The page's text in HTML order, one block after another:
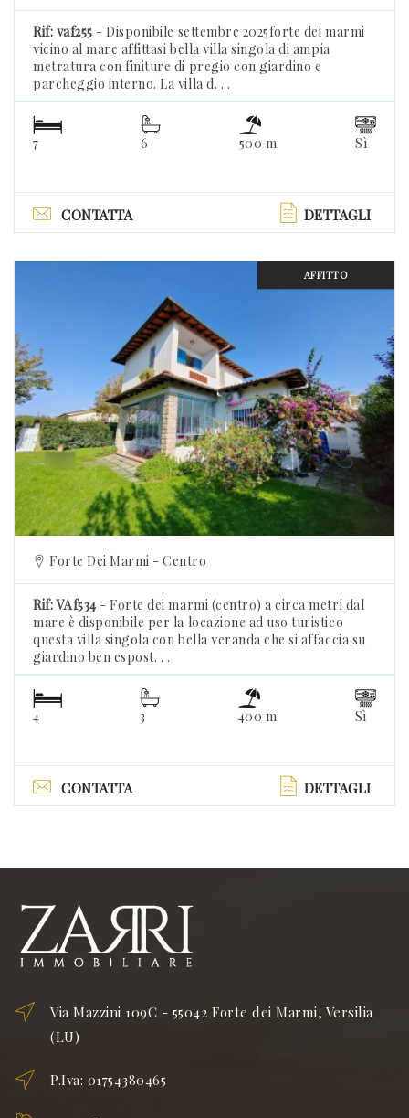
Rif: vaf255 - Disponibile settembre 2025forte dei marmi
vicino al mare affittasi bella villa singola di ampia
metratura con finiture di pregio con giardino e
parcheggio interno. La villa d. . .
7 6 500 m Sì
CONTATTA DETTAGLI
AFFITTO
Forte Dei Marmi - Centro
Rif: VAf534 - Forte dei marmi (centro) a circa metri dal
mare è disponibile per la locazione ad uso turistico
questa villa singola con bella veranda che si affaccia su
giardino ben espost. . .
4 3 400 m Sì
CONTATTA DETTAGLI
Via Mazzini 109C - 55042 Forte dei Marmi, Versilia
(LU)
P.Iva: 01754380465